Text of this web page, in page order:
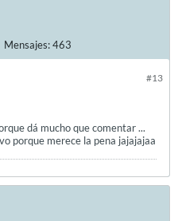
Mensajes:463
#13
dá mucho que comentar ...
porque merece la pena jajajajaa